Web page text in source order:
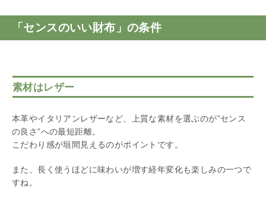
「センスのいい財布」の条件
素材はレザー
本革やイタリアンレザーなど、上質な素材を選ぶのが”センス
の良さ”への最短距離。
こだわり感が垣間見えるのがポイントです。
また、長く使うほどに味わいが増す経年変化も楽しみの一つで
すね。